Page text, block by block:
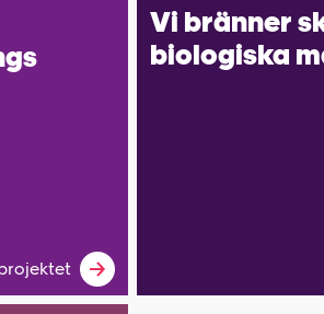
Vi bränner
bio­logiska